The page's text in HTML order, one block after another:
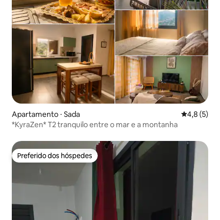
Apartamento ⋅ Sada 4,8 de
4,8 (5)
*KyraZen* T2 tranquilo entre o mar e a montanha
Preferido dos hóspedes
Preferido dos hóspedes